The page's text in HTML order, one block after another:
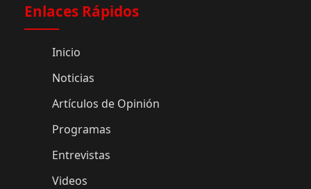
Enlaces Rápidos
Inicio
Noticias
Artículos de Opinión
Programas
Entrevistas
Videos